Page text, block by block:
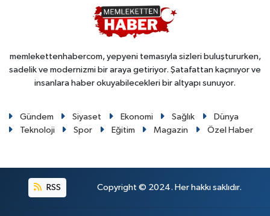
memlekettenhabercom, yepyeni temasıyla sizleri buluştururken,
sadelik ve modernizmi bir araya getiriyor. Şatafattan kaçınıyor ve
insanlara haber okuyabilecekleri bir altyapı sunuyor.
Gündem Siyaset Ekonomi Sağlık
Dünya
Teknoloji
Spor Eğitim Magazin Özel Haber
RSS Copyright © 2024. Her hakkı saklıdır.